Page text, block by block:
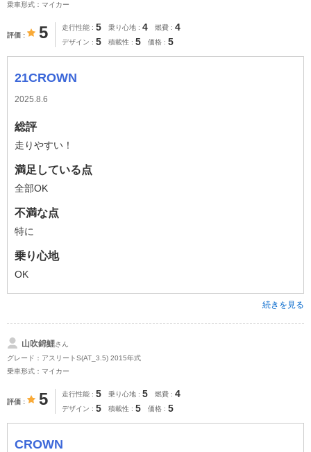
乗車形式：マイカー
評価 5 走行性能 5 乗り心地 4 燃費 4
デザイン 5 積載性 5 価格 5
21CROWN
2025.8.6
総評
走りやすい！
満足している点
全部OK
不満な点
特に
乗り心地
OK
続きを見る
山吹錦鯉さん
グレード：アスリートS(AT_3.5) 2015年式
乗車形式：マイカー
評価 5 走行性能 5 乗り心地 5 燃費 4
デザイン 5 積載性 5 価格 5
CROWN